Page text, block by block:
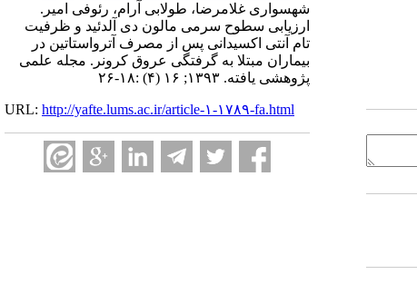
شهسواری غلامرضا، طولابی آرام، رئوفی امیر.
ارزیابی سطوح سرمی مالون دی آلدئید و ظرفیت
تام آنتی اکسیدانی پس از مصرف آترواستاتین در
بیماران مبتلا به گرفتگی عروق کرونر. مجله علمی
پژوهشی یافته. ۱۳۹۳; ۱۶ (۴) :۱۸-۲۶
URL: http://yafte.lums.ac.ir/article-۱-۱۷۸۹-fa.html